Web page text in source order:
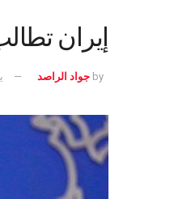
إيران
by جواد الراصد